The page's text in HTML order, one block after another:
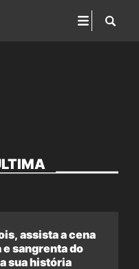
assista a cena
e sangrenta do
sua história